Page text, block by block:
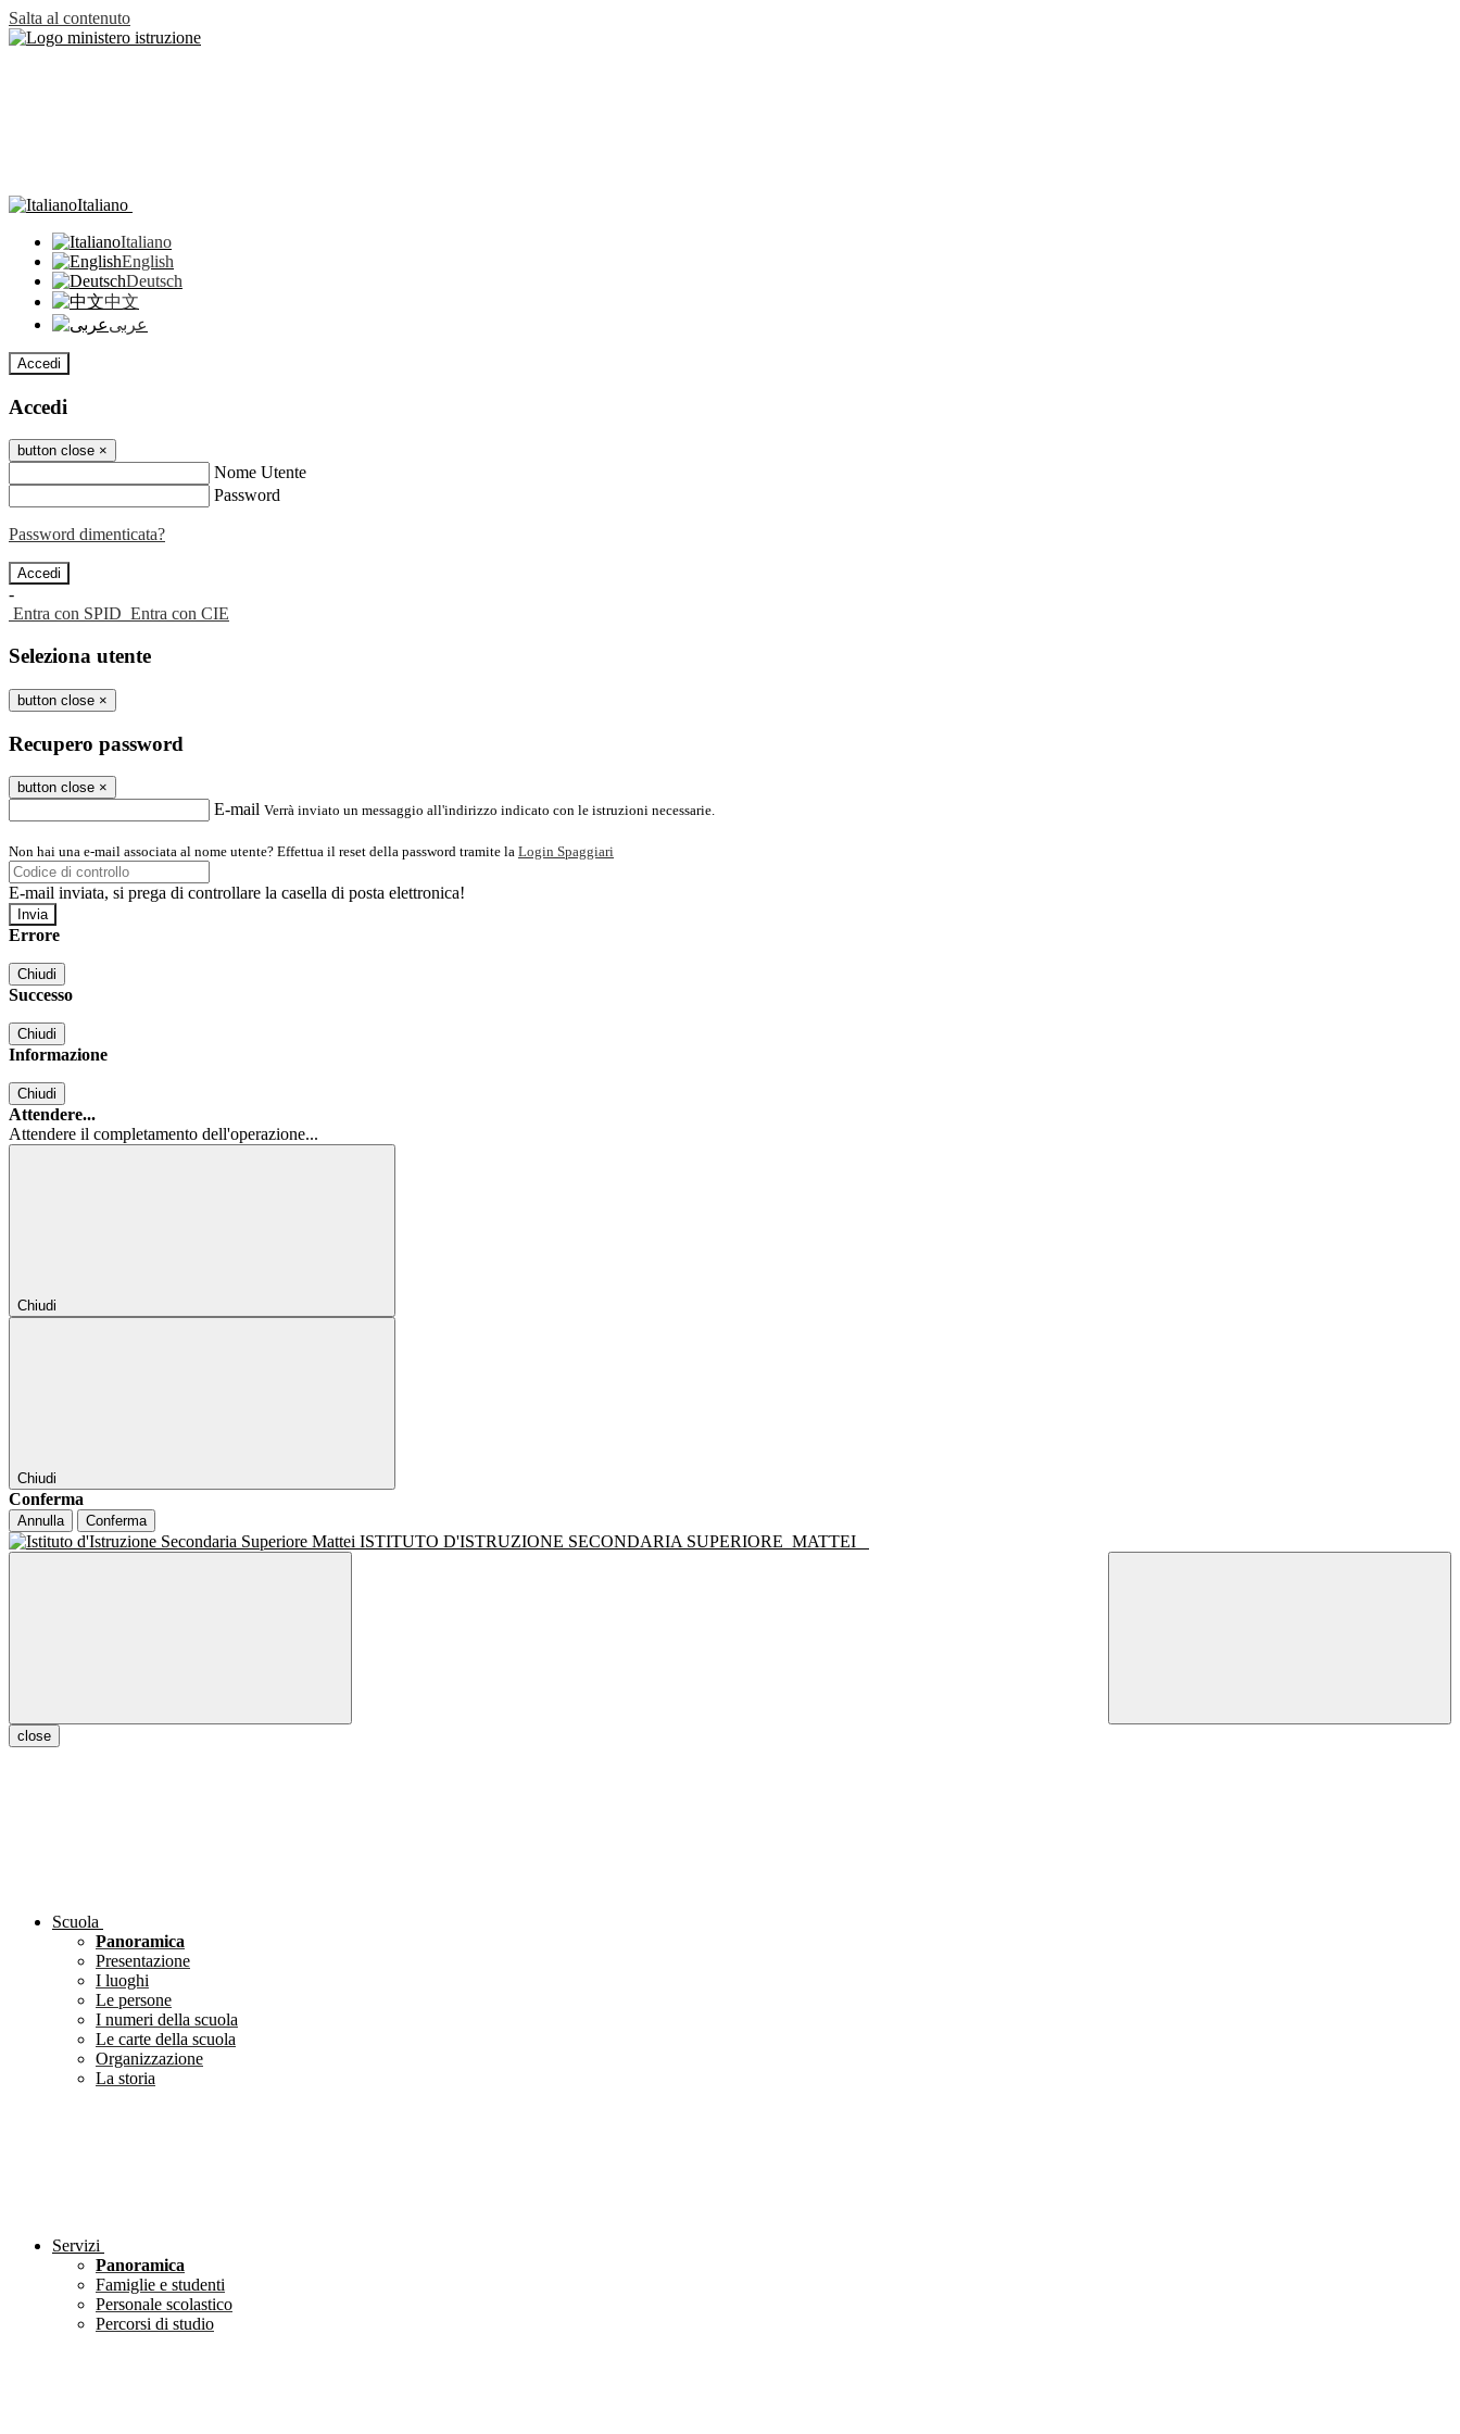
Salta al contenuto
Italiano
Italiano
English
Deutsch
中文
عربى
Accedi
Accedi
button close ×
Nome Utente
Password
Password dimenticata?
-
Entra con SPID Entra con CIE
Seleziona utente
button close ×
Recupero password
button close ×
E-mail Verrà inviato un messaggio all'indirizzo indicato con le istruzioni necessarie.
Non hai una e-mail associata al nome utente? Effettua il reset della password tramite la Login Spaggiari
E-mail inviata, si prega di controllare la casella di posta elettronica!
Errore
Chiudi
Successo
Chiudi
Informazione
Chiudi
Attendere...
Attendere il completamento dell'operazione...
Chiudi
Chiudi
Conferma
Annulla Conferma
ISTITUTO D'ISTRUZIONE SECONDARIA SUPERIORE MATTEI
close
Scuola
Panoramica
Presentazione
I luoghi
Le persone
I numeri della scuola
Le carte della scuola
Organizzazione
La storia
Servizi
Panoramica
Famiglie e studenti
Personale scolastico
Percorsi di studio